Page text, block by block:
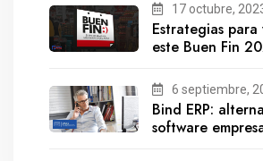
17 octubre,
Estrategias para
este Buen Fin
6 septiembre,
Bind ERP:
software